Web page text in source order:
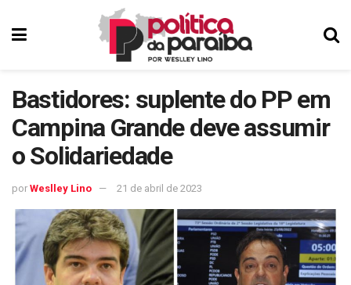
Bastidores: suplente do PP em
Campina Grande deve assumir
o Solidariedade
por Weslley Lino 21 de abril de 2023